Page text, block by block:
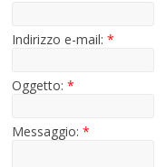
Indirizzo e-mail:*
Oggetto:*
Messaggio:*